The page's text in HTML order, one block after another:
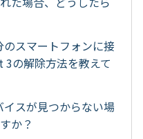
スマートフォンに接
の解除方法を教えて
スが見つからない場
か？